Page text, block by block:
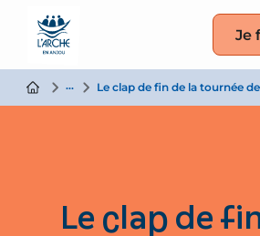
Je
ActualitéLe clap de fin de la tournée
Le clap de